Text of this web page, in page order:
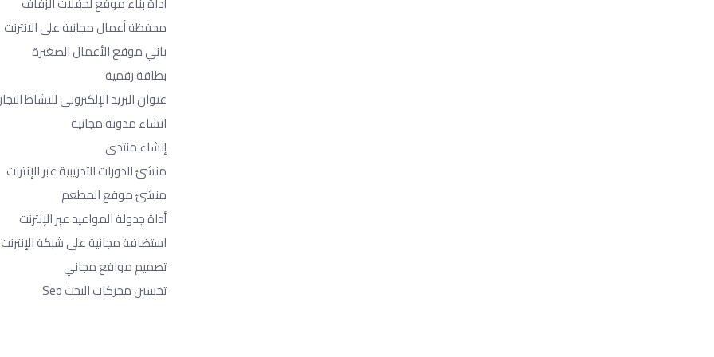
محفظة أعمال مجانية على الانترنت
باني موقع الأعمال الصغيرة
بطاقة رقمية
عنوان البريد الإلكتروني للنشاط
انشاء مدونة مجانية
إنشاء منتدى
منشئ الدورات التدريبية عبر الإنترنت
منشئ موقع المطعم
أداة جدولة المواعيد عبر الإنترنت
استضافة مجانية على شبكة الإنترنت
تصميم مواقع مجاني
تحسين محركات البحث Seo​